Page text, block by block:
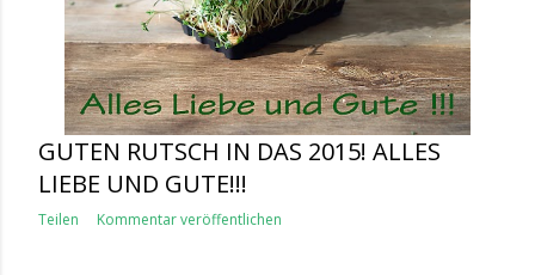
GUTEN RUTSCH IN DAS 2015! ALLES
LIEBE UND GUTE!!!
Teilen Kommentar veröffentlichen